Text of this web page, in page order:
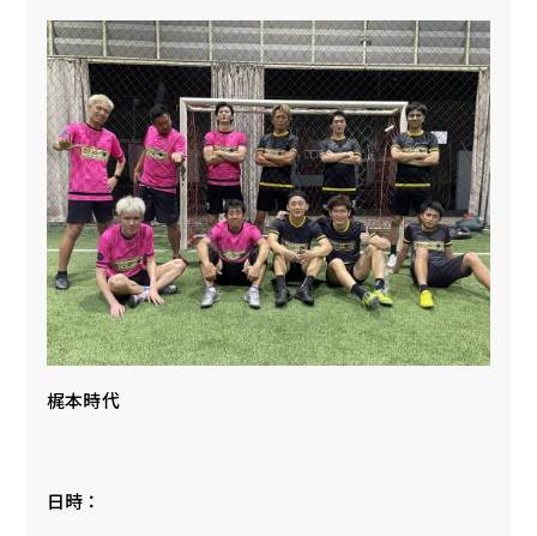
梶本時代
日時：